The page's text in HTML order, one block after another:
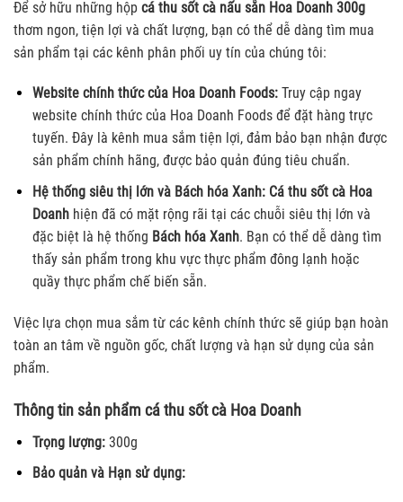
Để sở hữu những hộp cá thu sốt cà nấu sẵn Hoa Doanh 300g
thơm ngon, tiện lợi và chất lượng, bạn có thể dễ dàng tìm mua
sản phẩm tại các kênh phân phối uy tín của chúng tôi:
Website chính thức của Hoa Doanh Foods:Truy cập ngay
website chính thức của Hoa Doanh Foods để đặt hàng trực
tuyến. Đây là kênh mua sắm tiện lợi, đảm bảo bạn nhận được
sản phẩm chính hãng, được bảo quản đúng tiêu chuẩn.
Hệ thống siêu thị lớn và Bách hóa Xanh: Cá thu sốt cà Hoa
Doanhhiện đã có mặt rộng rãi tại các chuỗi siêu thị lớn và
đặc biệt là hệ thống Bách hóa Xanh. Bạn có thể dễ dàng tìm
thấy sản phẩm trong khu vực thực phẩm đông lạnh hoặc
quầy thực phẩm chế biến sẵn.
Việc lựa chọn mua sắm từ các kênh chính thức sẽ giúp bạn hoàn
toàn an tâm về nguồn gốc, chất lượng và hạn sử dụng của sản
phẩm.
Thông tin sản phẩm cá thu sốt cà Hoa Doanh
Trọng lượng:300g
Bảo quản và Hạn sử dụng: